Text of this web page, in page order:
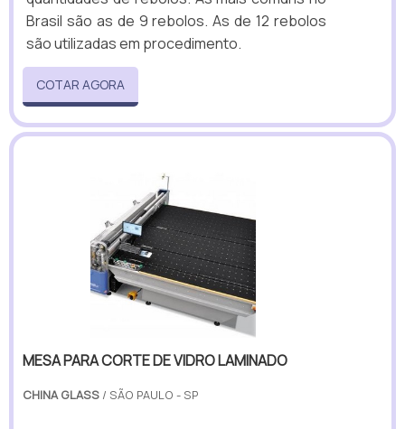
Brasil são as de 9 rebolos. As de 12 rebolos
são utilizadas em procedimento.
COTAR AGORA
MESA PARA CORTE DE VIDRO LAMINADO
CHINA GLASS / SÃO PAULO - SP